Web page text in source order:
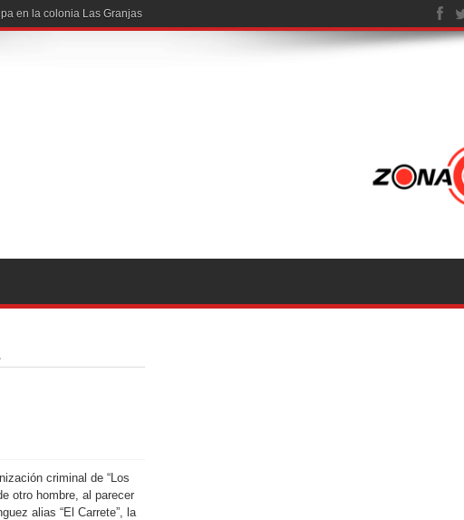
criminal de “Los
otro hombre, al parecer
alias “El Carrete”, la